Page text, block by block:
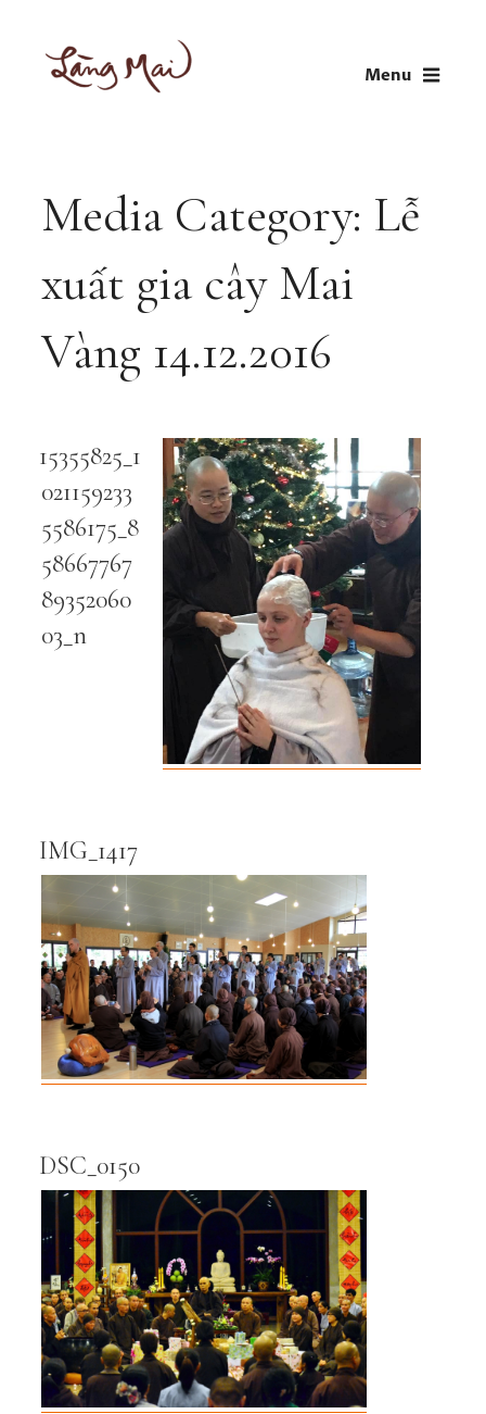
content
Menu
Media Category: Lễ
xuất gia cây Mai
Vàng 14.12.2016
15355825_1
021159233
5586175_8
58667767
89352060
03_n
IMG_1417
DSC_0150